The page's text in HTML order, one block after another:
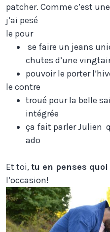
patcher. Comme c’est
j’ai pesé
le pour
se faire un jeans
chutes d’une
pouvoir le porter
le contre
troué pour la belle
intégrée
ça fait parler Julien
ado
Et toi,tu en penses quoi
l’occasion!